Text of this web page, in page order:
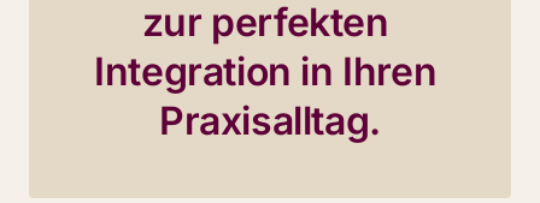
zur perfekten
Integration in Ihren
Praxisalltag.